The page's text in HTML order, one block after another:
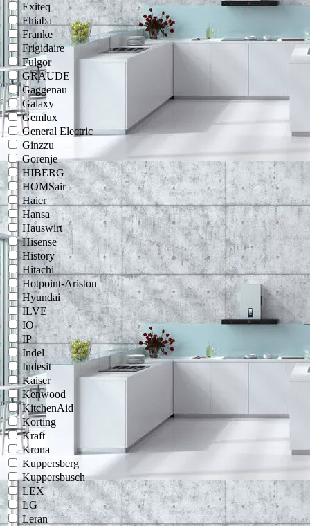
Exiteq
Fhiaba
Franke
Frigidaire
Fulgor
GRAUDE
Gaggenau
Galaxy
Gemlux
General Electric
Ginzzu
Gorenje
HIBERG
HOMSair
Haier
Hansa
Hauswirt
Hisense
History
Hitachi
Hotpoint-Ariston
Hyundai
ILVE
IO
IP
Indel
Indesit
Kaiser
Kenwood
KitchenAid
Korting
Kraft
Krona
Kuppersberg
Kuppersbusch
LEX
LG
Leran